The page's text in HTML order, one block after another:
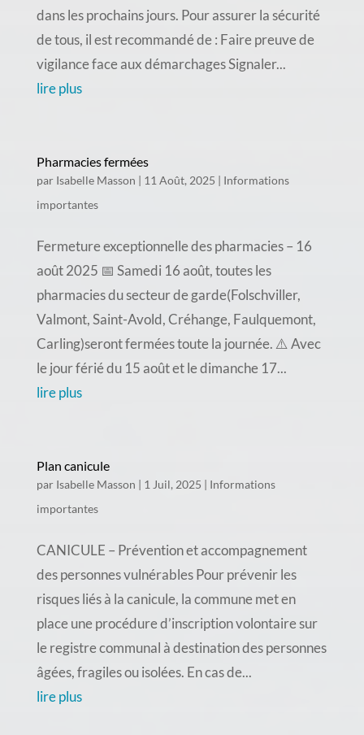
dans les prochains jours. Pour assurer la sécurité
de tous, il est recommandé de : Faire preuve de
vigilance face aux démarchages Signaler...
lire plus
Pharmacies fermées
par Isabelle Masson | 11 Août, 2025 | Informations
importantes
Fermeture exceptionnelle des pharmacies – 16
août 2025 📅 Samedi 16 août, toutes les
pharmacies du secteur de garde(Folschviller,
Valmont, Saint-Avold, Créhange, Faulquemont,
Carling)seront fermées toute la journée. ⚠️ Avec
le jour férié du 15 août et le dimanche 17...
lire plus
Plan canicule
par Isabelle Masson | 1 Juil, 2025 | Informations
importantes
CANICULE – Prévention et accompagnement
des personnes vulnérables Pour prévenir les
risques liés à la canicule, la commune met en
place une procédure d’inscription volontaire sur
le registre communal à destination des personnes
âgées, fragiles ou isolées. En cas de...
lire plus